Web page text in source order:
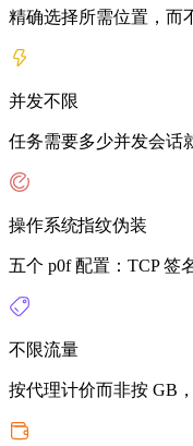
精确选择所需位置，而
并发不限
任务需要多少并发会话
操作系统指纹伪装
五个 p0f 配置：TCP 签
不限流量
按代理计价而非按 GB